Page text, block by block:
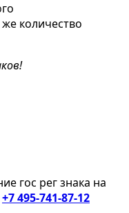
количество
гос рег знака на
+7 495-741-87-12